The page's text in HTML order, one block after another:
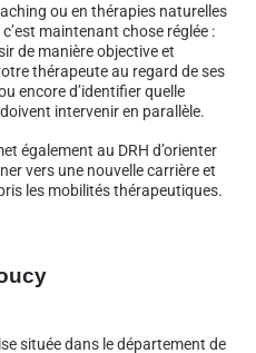
ou en thérapies naturelles
maintenant chose réglée :
de manière objective et
thérapeute au regard de ses
encore d’identifier quelle
intervenir en parallèle.
également au DRH d’orienter
vers une nouvelle carrière et
les mobilités thérapeutiques.
située dans le département de